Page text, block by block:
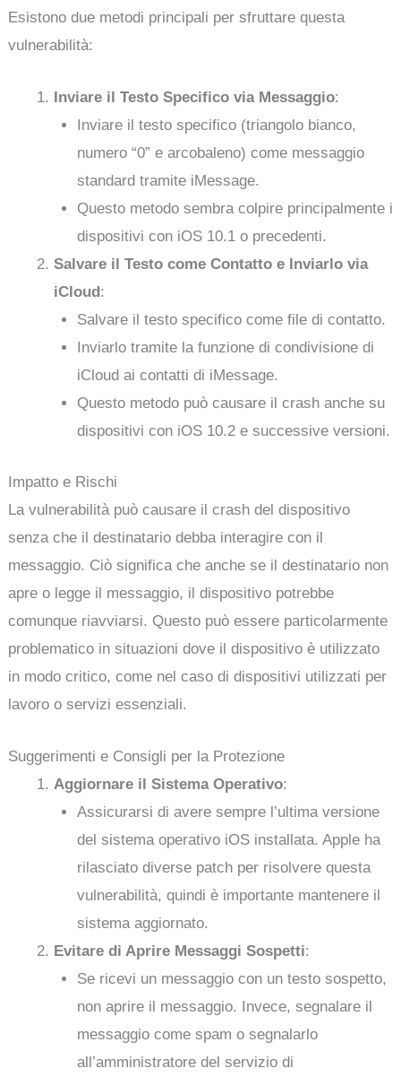
Esistono due metodi principali per sfruttare questa
vulnerabilità:
Inviare il Testo Specifico via Messaggio:
Inviare il testo specifico (triangolo bianco,
numero “0” e arcobaleno) come messaggio
standard tramite iMessage.
Questo metodo sembra colpire principalmente i
dispositivi con iOS 10.1 o precedenti.
Salvare il Testo come Contatto e Inviarlo via
iCloud :
Salvare il testo specifico come file di contatto.
Inviarlo tramite la funzione di condivisione di
iCloud ai contatti di iMessage.
Questo metodo può causare il crash anche su
dispositivi con iOS 10.2 e successive versioni.
Impatto e Rischi
La vulnerabilità può causare il crash del dispositivo
senza che il destinatario debba interagire con il
messaggio. Ciò significa che anche se il destinatario non
apre o legge il messaggio, il dispositivo potrebbe
comunque riavviarsi. Questo può essere particolarmente
problematico in situazioni dove il dispositivo è utilizzato
in modo critico, come nel caso di dispositivi utilizzati per
lavoro o servizi essenziali.
Suggerimenti e Consigli per la Protezione
Aggiornare il Sistema Operativo:
Assicurarsi di avere sempre l’ultima versione
del sistema operativo iOS installata. Apple ha
rilasciato diverse patch per risolvere questa
vulnerabilità, quindi è importante mantenere il
sistema aggiornato.
Evitare di Aprire Messaggi Sospetti:
Se ricevi un messaggio con un testo sospetto,
non aprire il messaggio. Invece, segnalare il
messaggio come spam o segnalarlo
all’amministratore del servizio di